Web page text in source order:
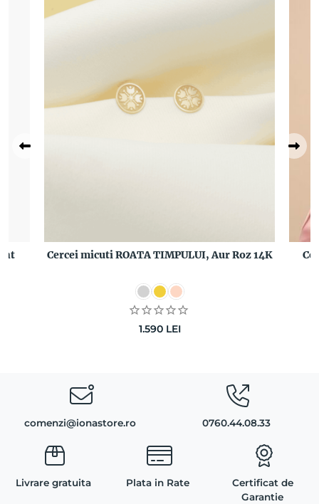
Cercei micuti ROATA TIMPULUI, Aur Roz 14K
1.590 LEI
comenzi@ionastore.ro 0760.44.08.33
Livrare gratuita Plata in Rate
Certificat de
Garantie